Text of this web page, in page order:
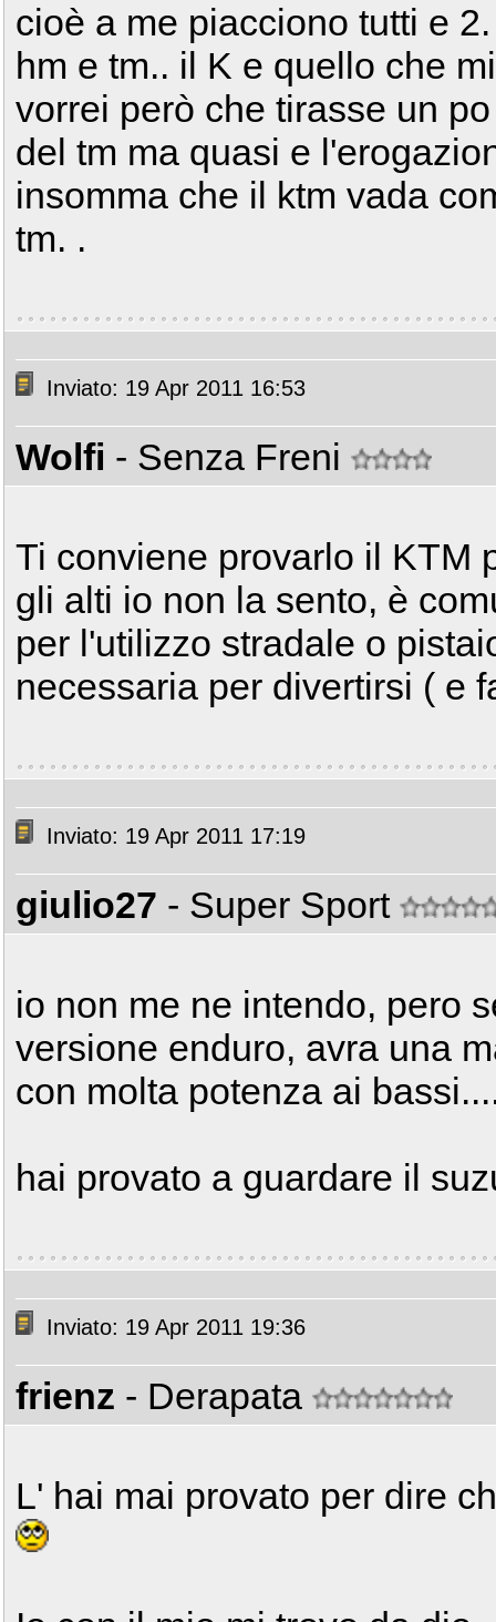
cioè a me piacciono tutti e
hm e tm.. il K e quello che
vorrei però che tirasse un
del tm ma quasi e
insomma che il ktm vada
tm. .
Inviato: 19 Apr 2011 16:53
Wolfi - Senza Freni
Ti conviene provarlo il KTM
gli alti io non la sento, è
per l'utilizzo stradale o
necessaria per divertirsi ( e
Inviato: 19 Apr 2011 17:19
giulio27 - Super Sport
io non me ne intendo, pero
versione enduro, avra una
con molta potenza ai
hai provato a guardare il
Inviato: 19 Apr 2011 19:36
frienz - Derapata
L' hai mai provato per dire